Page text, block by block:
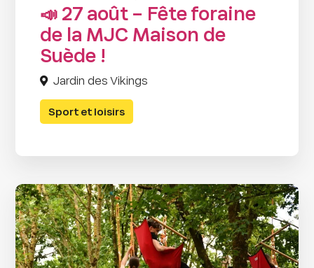
📣 27 août – Fête foraine
de la MJC Maison de
Suède !
Jardin des Vikings
Sport et loisirs